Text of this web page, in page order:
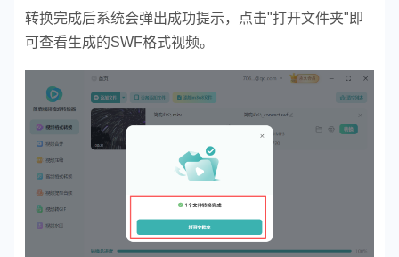
转换完成后系统会弹出成功提示，点击"打开文件夹"即
可查看生成的SWF格式视频。